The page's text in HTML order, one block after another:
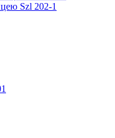
Szl 202-1